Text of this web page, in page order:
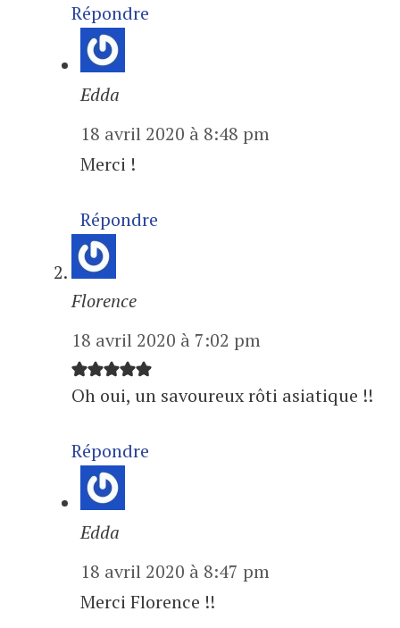
Répondre
Edda
18 avril 2020 à 8:48 pm
Merci !
Répondre
Florence
18 avril 2020 à 7:02 pm
Oh oui, un savoureux rôti asiatique !!
Répondre
Edda
18 avril 2020 à 8:47 pm
Merci Florence !!